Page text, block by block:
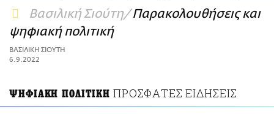
LIFO SHOP
NEWSLETTER
ΤΡΟΠΟΣ ΖΩΗΣ
PODCASTS
Plus
Βασιλική Σιούτη Παρακολουθήσεις και
ψηφιακή πολιτική
ΒΑΣΙΛΙΚΗ ΣΙΟΥΤΗ
6.9.2022
ΨΗΦΙΑΚΗ ΠΟΛΙΤΙΚΗ ΠΡΟΣΦΑΤΕΣ ΕΙΔΗΣΕΙΣ